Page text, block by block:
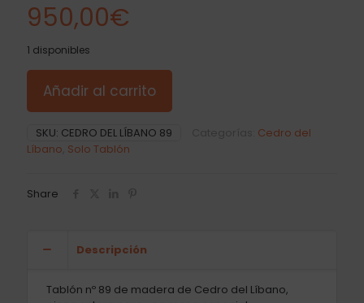
950,00€
1 disponibles
Añadir al carrito
SKU: CEDRO DEL LÍBANO 89
Cedro del
Líbano Solo Tablón
Share
Descripción
Tablón nº 89 de madera de Cedro del Líbano,